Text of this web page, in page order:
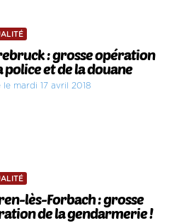
: grosse opération
police et de la douane
le mardi 17 avril 2018
lès-Forbach : grosse
de la gendarmerie !